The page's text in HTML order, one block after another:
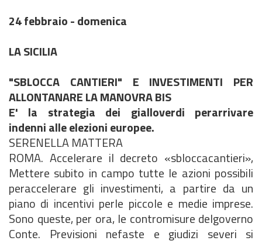
24 febbraio - domenica
LA SICILIA
"SBLOCCA CANTIERI" E INVESTIMENTI PER
ALLONTANARE LA MANOVRA BIS
E' la strategia dei gialloverdi perarrivare
indenni alle elezioni europee.
SERENELLA MATTERA
ROMA. Accelerare il decreto «sbloccacantieri»,
Mettere subito in campo tutte le azioni possibili
peraccelerare gli investimenti, a partire da un
piano di incentivi perle piccole e medie imprese.
Sono queste, per ora, le contromisure delgoverno
Conte. Previsioni nefaste e giudizi severi si